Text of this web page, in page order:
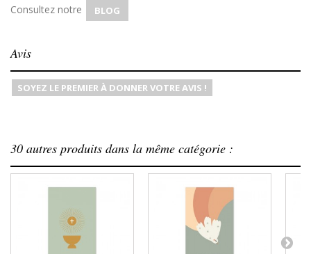
Consultez notre
BLOG
Avis
SOYEZ LE PREMIER À DONNER VOTRE AVIS !
30 autres produits dans la même catégorie :